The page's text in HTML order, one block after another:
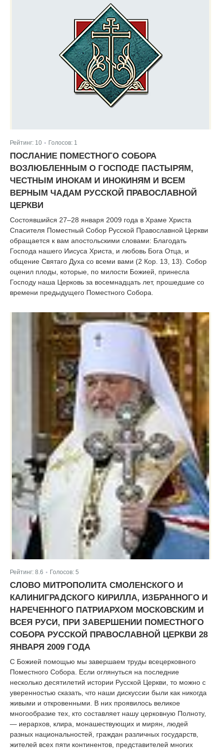
Рейтинг: 10 Голосов: 1
ПОСЛАНИЕ ПОМЕСТНОГО СОБОРА
ВОЗЛЮБЛЕННЫМ О ГОСПОДЕ ПАСТЫРЯМ,
ЧЕСТНЫМ ИНОКАМ И ИНОКИНЯМ И ВСЕМ
ВЕРНЫМ ЧАДАМ РУССКОЙ ПРАВОСЛАВНОЙ
ЦЕРКВИ
Состоявшийся 27–28 января 2009 года в Храме Христа
Спасителя Поместный Собор Русской Православной Церкви
обращается к вам апостольскими словами: Благодать
Господа нашего Иисуса Христа, и любовь Бога Отца, и
общение Святаго Духа со всеми вами (2 Кор. 13, 13). Собор
оценил плоды, которые, по милости Божией, принесла
Господу наша Церковь за восемнадцать лет, прошедшие со
времени предыдущего Поместного Собора.
Рейтинг: 8.6 Голосов: 5
СЛОВО МИТРОПОЛИТА СМОЛЕНСКОГО И
КАЛИНИГРАДСКОГО КИРИЛЛА, ИЗБРАННОГО И
НАРЕЧЕННОГО ПАТРИАРХОМ МОСКОВСКИМ И
ВСЕЯ РУСИ, ПРИ ЗАВЕРШЕНИИ ПОМЕСТНОГО
СОБОРА РУССКОЙ ПРАВОСЛАВНОЙ ЦЕРКВИ 28
ЯНВАРЯ 2009 ГОДА
С Божией помощью мы завершаем труды всецерковного
Поместного Собора. Если оглянуться на последние
несколько десятилетий истории Русской Церкви, то можно с
уверенностью сказать, что наши дискуссии были как никогда
живыми и откровенными. В них проявилось великое
многообразие тех, кто составляет нашу церковную Полноту,
— иерархов, клира, монашествующих и мирян, людей
разных национальностей, граждан различных государств,
жителей всех пяти континентов, представителей многих